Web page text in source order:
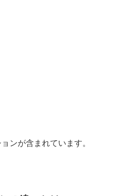
ンが含まれています。